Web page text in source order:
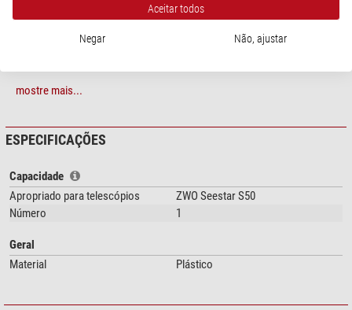
O objeto é fabricado em PETG através de um processo de impressão 3D e é
mostre mais...
ESPECIFICAÇÕES
Capacidade
Apropriado para telescópios
ZWO Seestar S50
Número
1
Geral
Material
Plástico
Aceitar todos
Negar Não, ajustar